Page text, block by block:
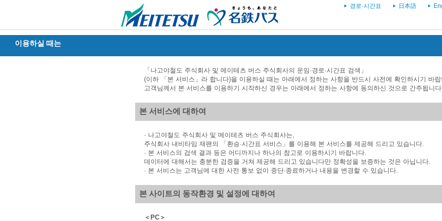
경로·시간표 日本語
이용하실 때는
「나고야철도 주식회사 및 메이테츠 버스 주식회사의 운임·경로·시간표 검색」
(이하 「본 서비스」라 합니다)을 이용하실 때는 아래에서 정하는 사항을 반드시 사전에 확인하시기 바랍
고객님께서 본 서비스를 이용하기 시작하신 경우는 아래에서 정하는 사항에 동의하신 것으로 간주됩니
본 서비스에 대하여
· 나고야철도 주식회사 및 메이테츠 버스 주식회사는,
주식회사 내비타임 재팬의 「환승·시간표 서비스」를 이용해 본 서비스를 제공해 드리고 있습니다.
· 본 서비스의 검색 결과 등은 어디까지나 하나의 참고로 이용하시기 바랍니다.
데이터에 대해서는 충분한 검증을 거쳐 제공해 드리고 있습니다만 정확성을 보증하는 것은 아닙니다.
· 본 서비스는 고객님에 대한 사전 통보 없이 중단·종료하거나 내용을 변경할 수 있습니다.
본 사이트의 동작환경 및 설정에 대하여
＜PC＞